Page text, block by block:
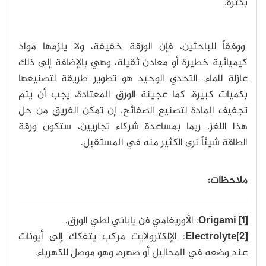
ووفقاً للباحثين، فإن الورقة خفيفة، ولا يلزمها مواد
كيميائية خطيرة أو معادن ثقيلة، وهي بالإضافة إلى ذلك
عازلة للماء. التحدي الوحيد هو تطوير طريقة لتصنيعها
بكميات كبيرة. كما عجينة الورق المعتادة، يجب أن يتم
تجفيف المادة لتصنيع الصفائح. إن تمكن الفريق من حل
هذا اللغز، ربما بمساعدة شركاء تجاريين، ستكون ورقة
الطاقة شيئاً نرى الكثير منه في المستقبل.
ملاحظات:
[1] Origami
: الأوريغامي فن ياباني لطي الورق.
[2]Electrolyte
: الإلكترولايت مركب يتفكك إلى أيونات
عند وضعه في المحاليل أو صهره، وهو موصل للكهرباء.